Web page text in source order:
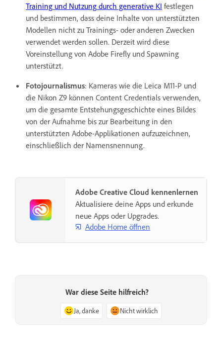
Training und Nutzung durch generative KI festlegen
und bestimmen, dass deine Inhalte von unterstützten
Modellen nicht zu Trainings- oder anderen Zwecken
verwendet werden sollen. Derzeit wird diese
Voreinstellung von Adobe Firefly und Spawning
unterstützt.
Fotojournalismus: Kameras wie die Leica M11-P und
die Nikon Z9 können Content Credentials verwenden,
um die gesamte Entstehungsgeschichte eines Bildes
von der Aufnahme bis zur Bearbeitung in den
unterstützten Adobe-Applikationen aufzuzeichnen,
einschließlich der Namensnennung.
Adobe Creative Cloud kennenlernen
Aktualisiere deine Apps und erkunde
neue Apps oder Upgrades.
Adobe Home öffnen
War diese Seite hilfreich?
Ja, danke Nicht wirklich